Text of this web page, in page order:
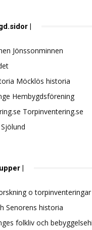
|
Jönssonminnen
Möcklös historia
Hembygdsförening
Torpinventering.se
|
o torpinventeringar
Senorens historia
folkliv och